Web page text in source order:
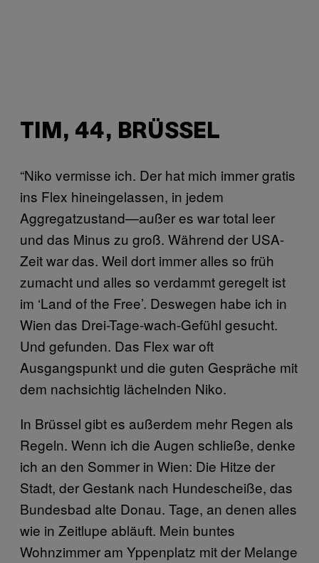
TIM, 44, BRÜSSEL
“Niko vermisse ich. Der hat mich immer gratis
ins Flex hineingelassen, in jedem
Aggregatzustand—außer es war total leer
und das Minus zu groß. Während der USA-
Zeit war das. Weil dort immer alles so früh
zumacht und alles so verdammt geregelt ist
im ‘Land of the Free’. Deswegen habe ich in
Wien das Drei-Tage-wach-Gefühl gesucht.
Und gefunden. Das Flex war oft
Ausgangspunkt und die guten Gespräche mit
dem nachsichtig lächelnden Niko.
In Brüssel gibt es außerdem mehr Regen als
Regeln. Wenn ich die Augen schließe, denke
ich an den Sommer in Wien: Die Hitze der
Stadt, der Gestank nach Hundescheiße, das
Bundesbad alte Donau. Tage, an denen alles
wie in Zeitlupe abläuft. Mein buntes
Wohnzimmer am Yppenplatz mit der Melange